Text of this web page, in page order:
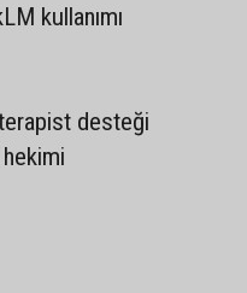
kullanımı
desteği